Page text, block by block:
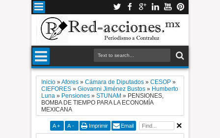
Inicio »Afores »Cámara de Diputados »CESOP »
CIEFORES »Giovanni Jiménez Bustos » Humberto
Luna » Pensiones »STUNAM » PENSIONES,
BOMBA DE TIEMPO PARA LA ECONOMÍA
MEXICANA
A + A - Imprimir Email